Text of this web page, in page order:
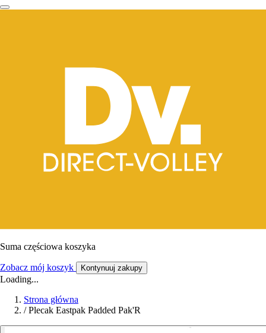
Suma częściowa koszyka
Zobacz mój koszyk Kontynuuj zakupy
Loading...
Strona główna
/ Plecak Eastpak Padded Pak'R